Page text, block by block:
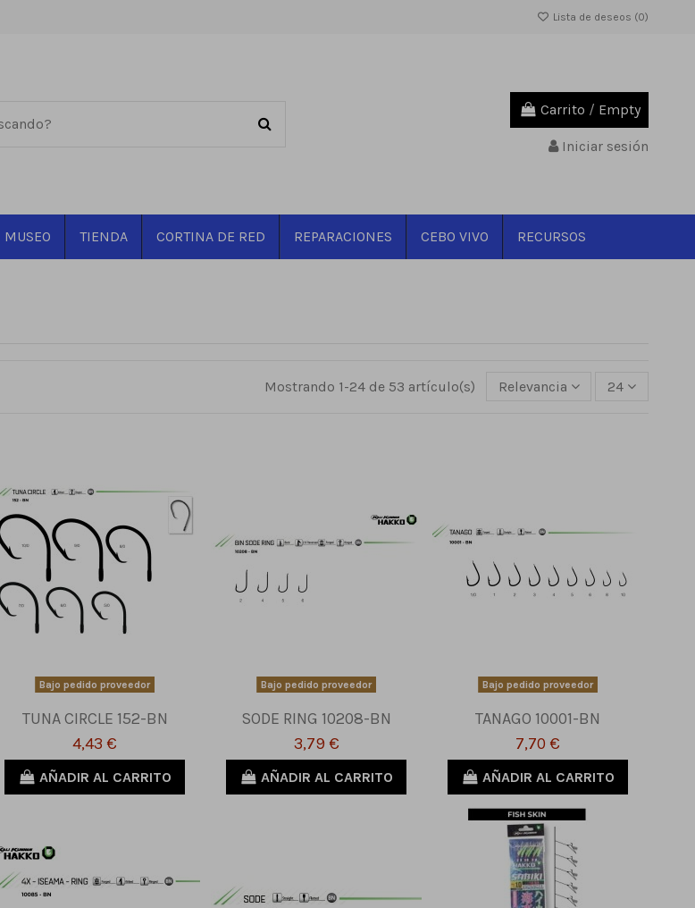
Lista de deseos (0)
Carrito / Empty
Iniciar sesión
MUSEO TIENDA CORTINA DE RED REPARACIONES CEBO VIVO RECURSOS
Mostrando 1-24 de 53 artículo(s) Relevancia 24
Bajo pedido proveedor
TUNA CIRCLE 152-BN
4,43 €
AÑADIR AL CARRITO
Bajo pedido proveedor
SODE RING 10208-BN
3,79 €
AÑADIR AL CARRITO
Bajo pedido proveedor
TANAGO 10001-BN
7,70 €
AÑADIR AL CARRITO